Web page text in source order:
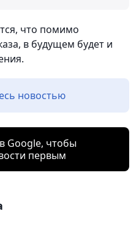
что помимо
в будущем будет и
новостью
Google, чтобы
первым